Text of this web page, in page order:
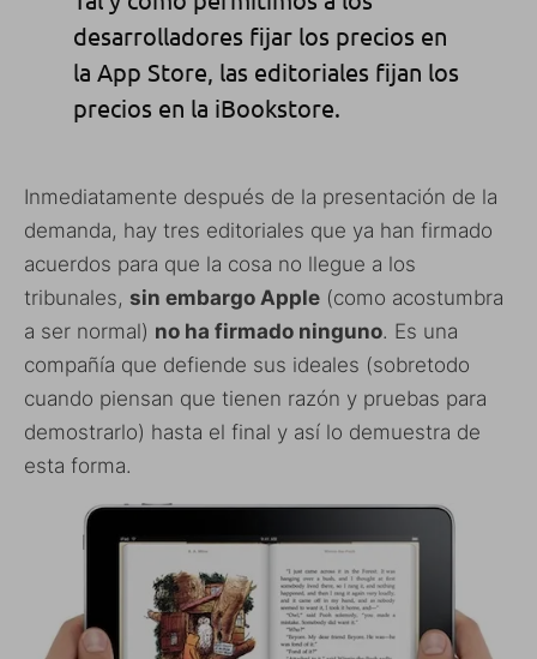
desarrolladores fijar los precios en
la App Store, las editoriales fijan los
precios en la iBookstore.
Inmediatamente después de la presentación de la
demanda, hay tres editoriales que ya han firmado
acuerdos para que la cosa no llegue a los
tribunales, sin embargo Apple (como acostumbra
a ser normal) no ha firmado ninguno. Es una
compañía que defiende sus ideales (sobretodo
cuando piensan que tienen razón y pruebas para
demostrarlo) hasta el final y así lo demuestra de
esta forma.